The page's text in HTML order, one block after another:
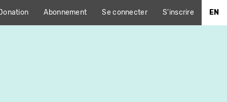
Abonnement Se connecter S'inscrire EN